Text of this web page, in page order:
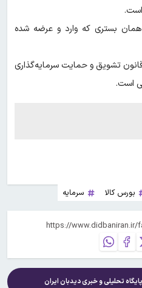
از همان بستری که وارد و عرضه شده
قانون تشویق و حمایت سرمایه‌گذاری
است.
بورس کالا سرمایه
تحلیلی و خبریدیدبان ایران